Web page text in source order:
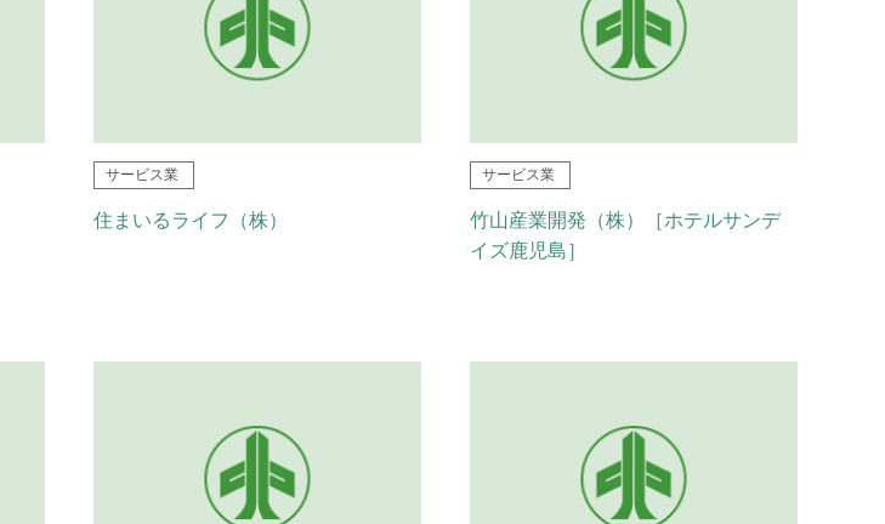
サービス業
住まいるライフ（株）
サービス業
竹山産業開発（株）［ホテルサンデ
イズ鹿児島］